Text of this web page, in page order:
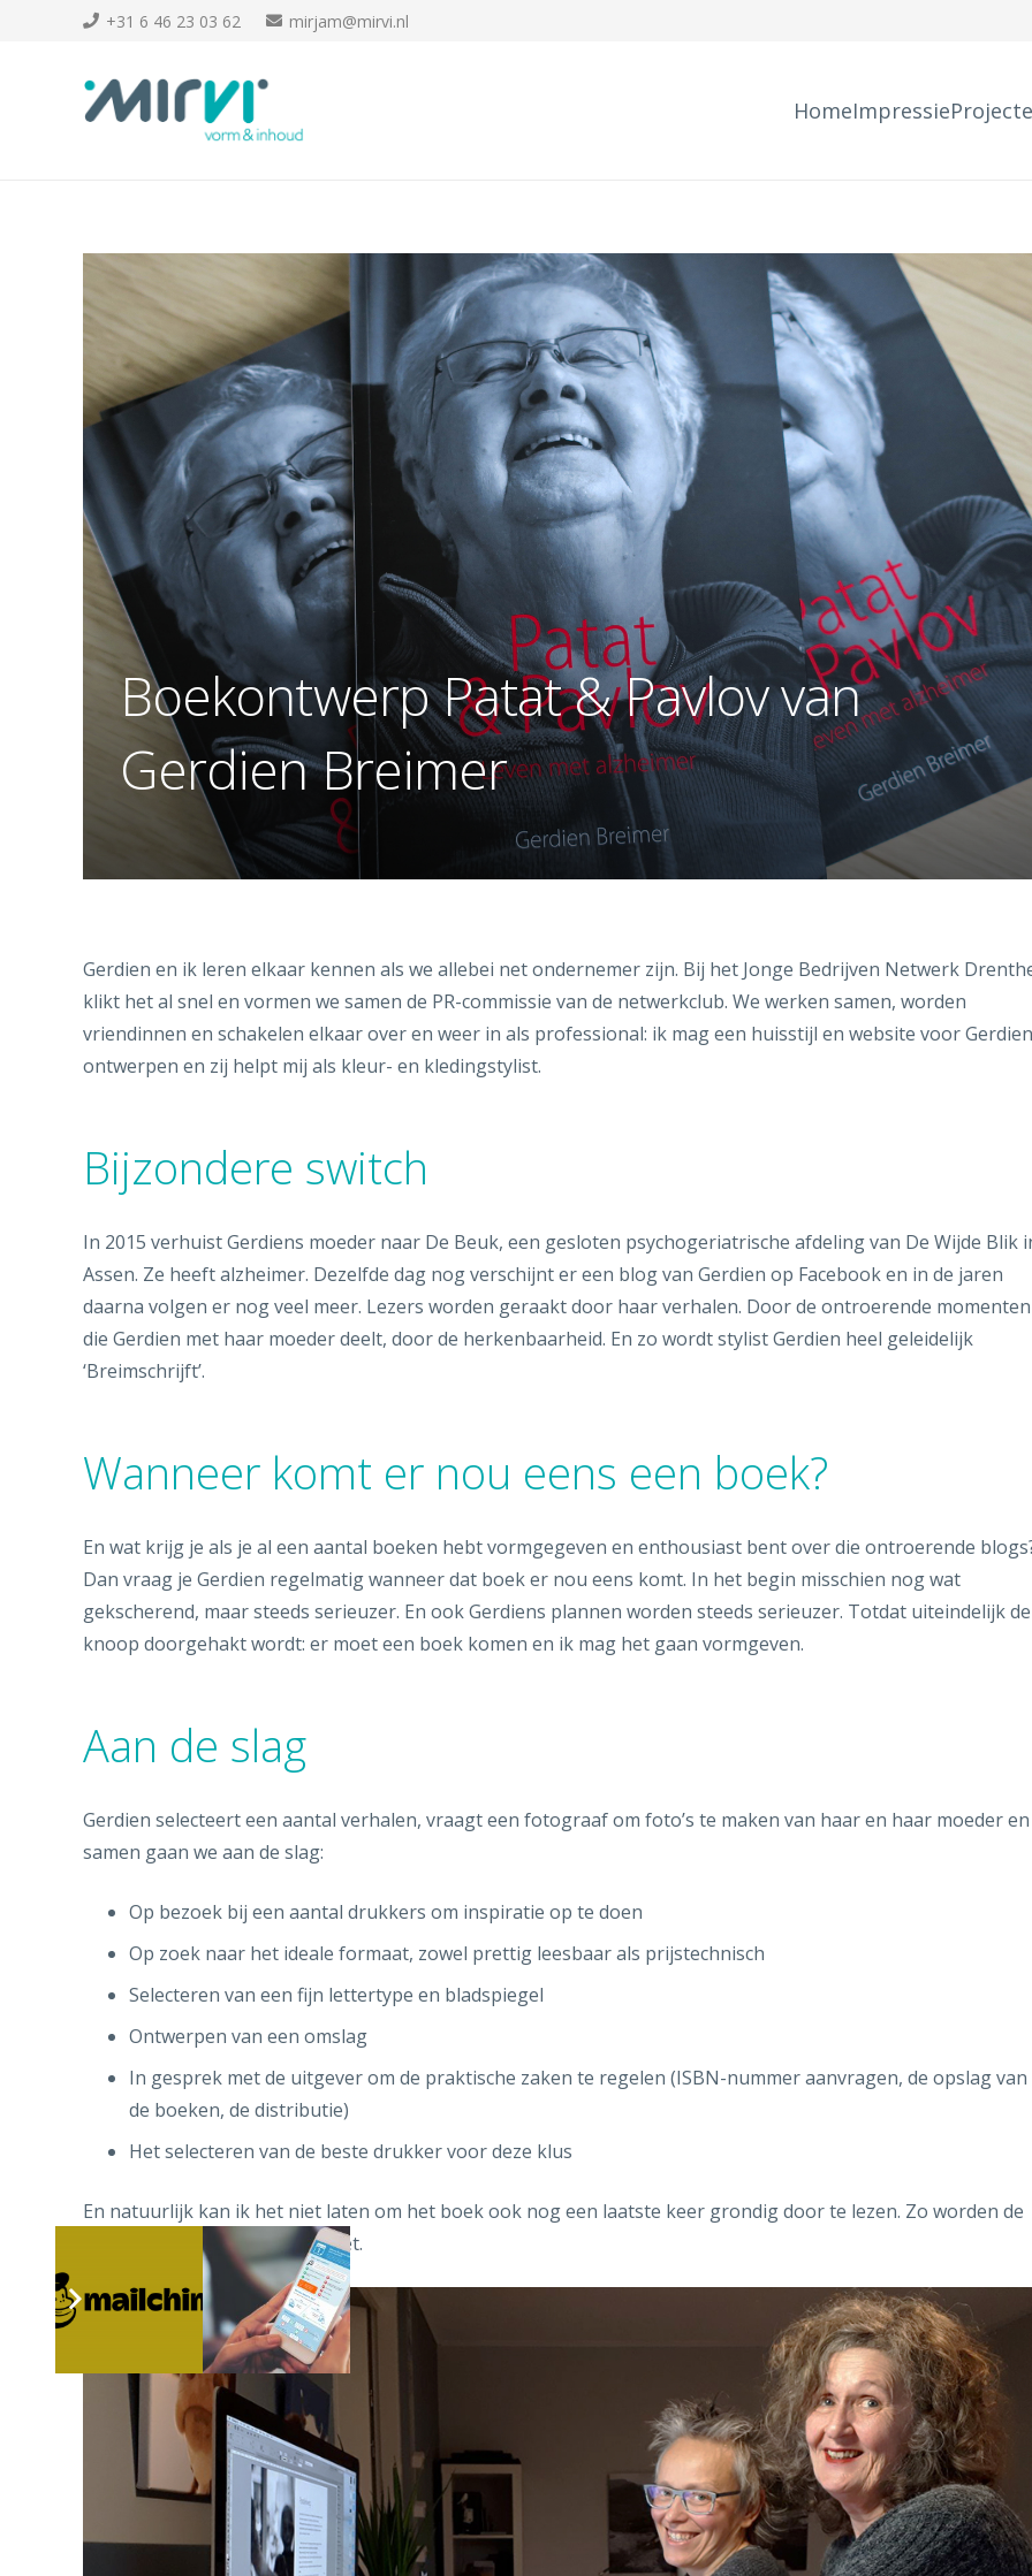
+31 6 46 23 03 62 mirjam@mirvi.nl
HomeImpressie
Boekontwerp Patat & Pavlov van
Gerdien Breimer
Gerdien en ik leren elkaar kennen als we allebei net ondernemer zijn. Bij het Jonge Bedrijven Netwerk
klikt het al snel en vormen we samen de PR-commissie van de netwerkclub. We werken samen, worden
vriendinnen en schakelen elkaar over en weer in als professional: ik mag een huisstijl en website voor Gerdien
ontwerpen en zij helpt mij als kleur- en kledingstylist.
Bijzondere switch
In 2015 verhuist Gerdiens moeder naar De Beuk, een gesloten psychogeriatrische afdeling van De Wijde Blik
Assen. Ze heeft alzheimer. Dezelfde dag nog verschijnt er een blog van Gerdien op Facebook en in de jaren
daarna volgen er nog veel meer. Lezers worden geraakt door haar verhalen. Door de ontroerende momenten
die Gerdien met haar moeder deelt, door de herkenbaarheid. En zo wordt stylist Gerdien heel geleidelijk
‘Breimschrijft’.
Wanneer komt er nou eens een boek?
En wat krijg je als je al een aantal boeken hebt vormgegeven en enthousiast bent over die ontroerende
Dan vraag je Gerdien regelmatig wanneer dat boek er nou eens komt. In het begin misschien nog wat
gekscherend, maar steeds serieuzer. En ook Gerdiens plannen worden steeds serieuzer. Totdat uiteindelijk de
knoop doorgehakt wordt: er moet een boek komen en ik mag het gaan vormgeven.
Aan de slag
Gerdien selecteert een aantal verhalen, vraagt een fotograaf om foto’s te maken van haar en haar moeder en
samen gaan we aan de slag:
Op bezoek bij een aantal drukkers om inspiratie op te doen
Op zoek naar het ideale formaat, zowel prettig leesbaar als prijstechnisch
Selecteren van een fijn lettertype en bladspiegel
Ontwerpen van een omslag
In gesprek met de uitgever om de praktische zaken te regelen (ISBN-nummer aanvragen, de opslag van
de boeken, de distributie)
Het selecteren van de beste drukker voor deze klus
En natuurlijk kan ik het niet laten om het boek ook nog een laatste keer grondig door te lezen. Zo worden de
laatste taalpuntjes op de i gezet.